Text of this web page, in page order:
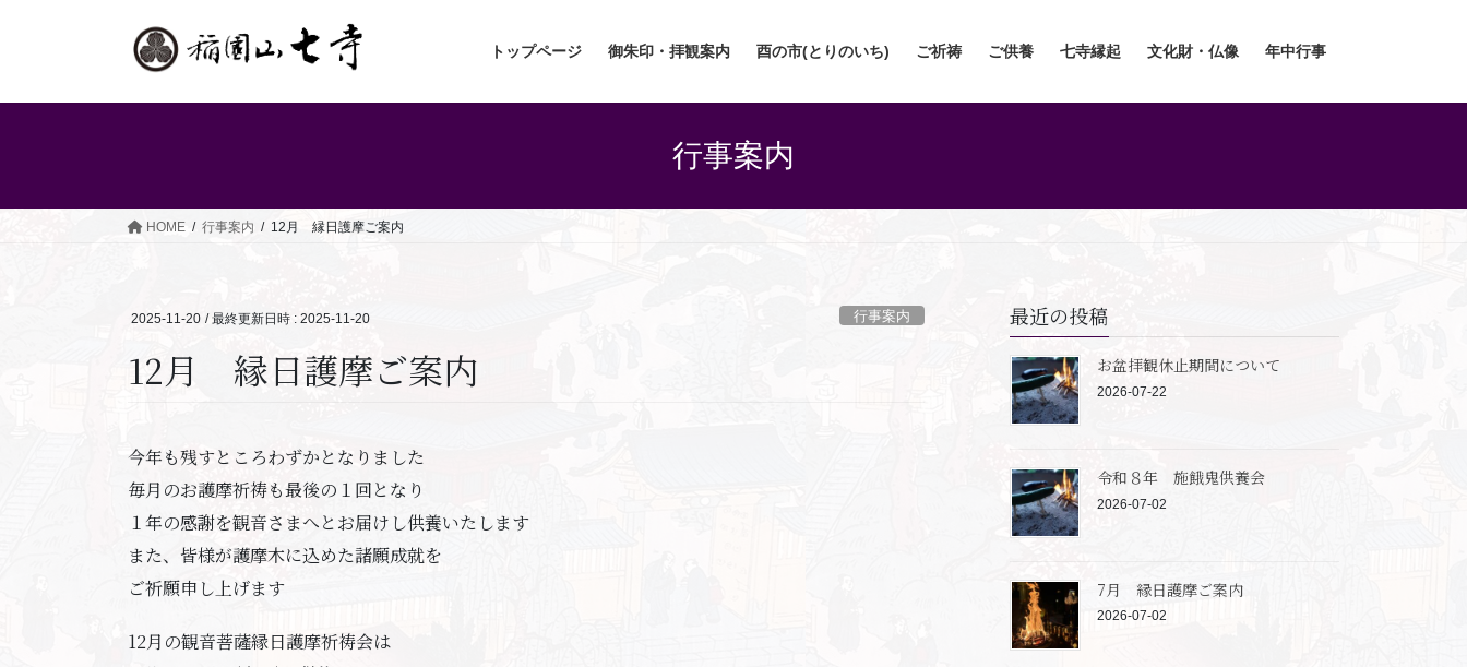
トップページ 御朱印・拝観案内 酉の市(とりのいち) ご祈祷 ご供養 七寺縁起 文化財・仏像 年中行事
行事案内
HOME 行事案内 12月 縁日護摩ご案内
2025-11-20 / 最終更新日時 : 2025-11-20 行事案内
12月 縁日護摩ご案内
今年も残すところわずかとなりました
毎月のお護摩祈祷も最後の１回となり
１年の感謝を観音さまへとお届けし供養いたします
また、皆様が護摩木に込めた諸願成就を
ご祈願申し上げます
12月の観音菩薩縁日護摩祈祷会は
最近の投稿
お盆拝観休止期間について
2026-07-22
令和８年 施餓鬼供養会
2026-07-02
7月 縁日護摩ご案内
2026-07-02